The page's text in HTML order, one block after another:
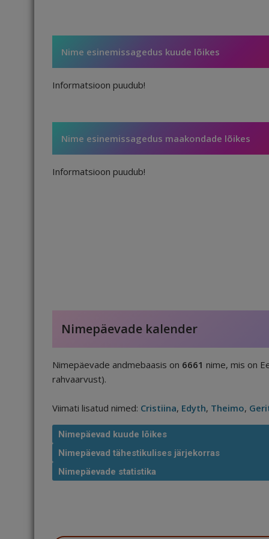
Nime esinemissagedus kuude lõikes
Informatsioon puudub!
Nime esinemissagedus maakondade lõikes
Informatsioon puudub!
Nimepäevade kalender
Nimepäevade andmebaasis on 6661 nime, mis on
rahvaarvust).
Viimati lisatud nimed: Cristiina, Edyth, Theimo,
Nimepäevad kuude lõikes
Nimepäevad tähestikulises järjekorras
Nimepäevade statistika